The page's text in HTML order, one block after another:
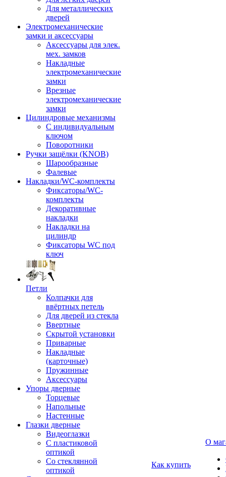
Для металлических
дверей
Электромеханические
замки и аксессуары
Аксессуары для элек.
мех. замков
Накладные
электромеханические
замки
Врезные
электромеханические
замки
Цилиндровые механизмы
С индивидуальным
ключом
Поворотники
Ручки защёлки (KNOB)
Шарообразные
Фалевые
Накладки/WC-комплекты
Фиксаторы/WC-
комплекты
Декоративные
накладки
Накладки на
цилиндр
Фиксаторы WC под
ключ
Петли
Колпачки для
ввёртных петель
Для дверей из стекла
Ввертные
Скрытой установки
Приварные
Накладные
(карточные)
Пружинные
Аксессуары
Упоры дверные
Торцевые
Напольные
Настенные
Глазки дверные
Видеоглазки
С пластиковой
оптикой
Со стеклянной
оптикой
Как купить
О